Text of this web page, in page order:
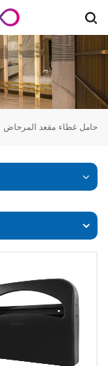
حامل غطاء مقعد المرحاض